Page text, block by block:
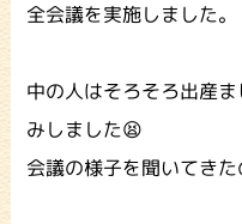
全会議を実施しました。
中の人はそろそろ出産
みしました😫
会議の様子を聞いてき